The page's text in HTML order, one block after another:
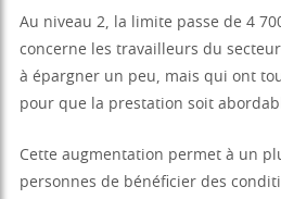
Au niveau 2, la limite passe de 4
concerne les travailleurs du
à épargner un peu, mais qui ont
pour que la prestation soit
Cette augmentation permet à un
personnes de bénéficier des